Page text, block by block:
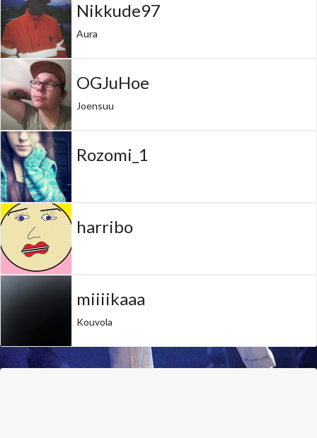
Nikkude97
Aura
OGJuHoe
Joensuu
Rozomi_1
harribo
miiiikaaa
Kouvola